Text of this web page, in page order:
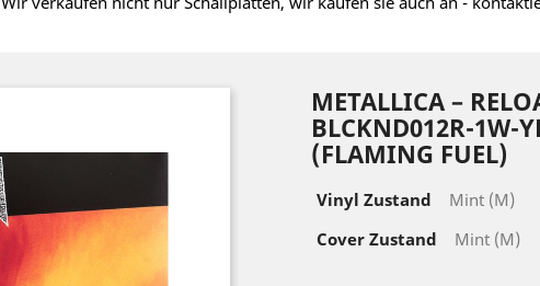
METALLICA –
BLCKND012R-1W-
(FLAMING FUEL)
Vinyl Zustand
Mint (M)
Cover Zustand
Mint (M)